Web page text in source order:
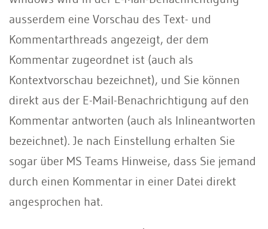
ausserdem eine Vorschau des Text- und
Kommentarthreads angezeigt, der dem
Kommentar zugeordnet ist (auch als
Kontextvorschau bezeichnet), und Sie können
direkt aus der E-Mail-Benachrichtigung auf den
Kommentar antworten (auch als Inlineantworten
bezeichnet). Je nach Einstellung erhalten Sie
sogar über MS Teams Hinweise, dass Sie jemand
durch einen Kommentar in einer Datei direkt
angesprochen hat.